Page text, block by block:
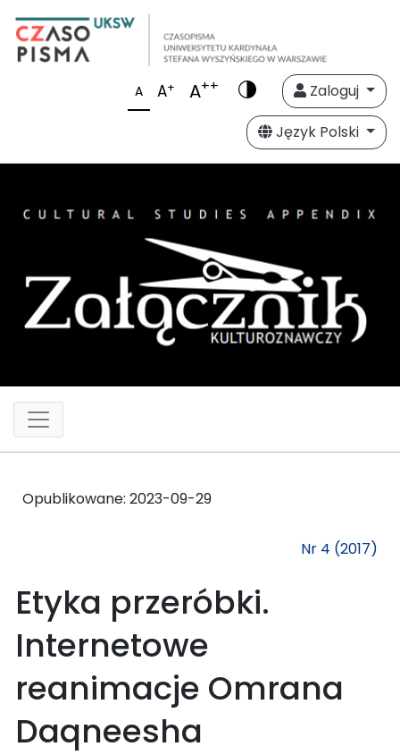
A A+ A++
Zaloguj
Język Polski
Opublikowane: 2023-09-29
Nr 4 (2017)
Etyka przeróbki.
Internetowe
reanimacje Omrana
Daqneesha